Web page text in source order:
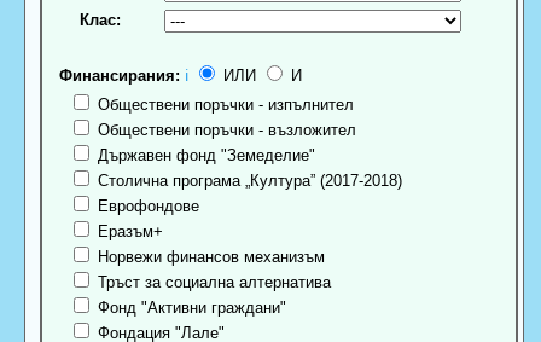
Клас:
Финансирания: ℹ ИЛИ
И
Обществени поръчки - изпълнител
Обществени поръчки - възложител
Държавен фонд "Земеделие"
Столична програма „Култура” (2017-2018)
Еврофондове
Еразъм+
Норвежи финансов механизъм
Тръст за социална алтернатива
Фонд "Активни граждани"
Фондация "Лале"